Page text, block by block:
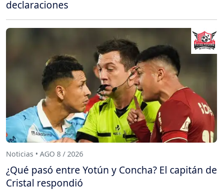
declaraciones
Noticias • AGO 8 / 2026
¿Qué pasó entre Yotún y Concha? El capitán de
Cristal respondió